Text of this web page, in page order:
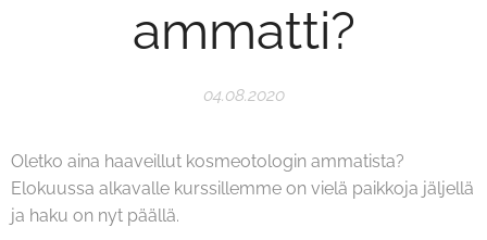
ammatti?
04.08.2020
Oletko aina haaveillut kosmeotologin ammatista?
Elokuussa alkavalle kurssillemme on vielä paikkoja jäljellä
ja haku on nyt päällä.